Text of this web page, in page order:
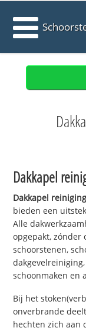
Dakkapel
Dakkapel
bieden een
Alle
opgepakt, zónder
schoorstenen,
schoonmaken en
Bij het
onverbrande
hechten zich aan